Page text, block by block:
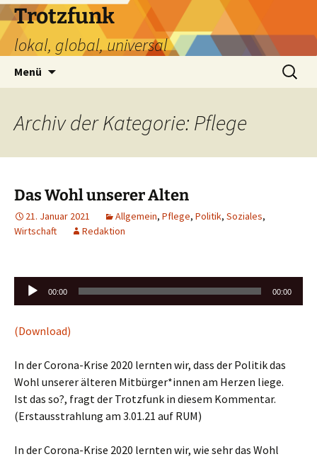
Zum
Inhalt
springen
Trotzfunk
lokal, global, universal
Menü
Suchen
nach:
Archiv der Kategorie: Pflege
Das Wohl unserer Alten
21. Januar 2021 Allgemein, Pflege, Politik, Soziales,
Wirtschaft
Redaktion
Audio-
Player
00:00 00:00
(Download)
In der Corona-Krise 2020 lernten wir, dass der Politik das
Wohl unserer älteren Mitbürger*innen am Herzen liege.
Ist das so?, fragt der Trotzfunk in diesem Kommentar.
(Erstausstrahlung am 3.01.21 auf RUM)
In der Corona-Krise 2020 lernten wir, wie sehr das Wohl